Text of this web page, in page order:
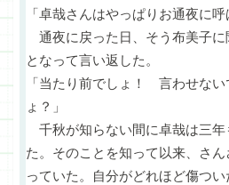
「卓哉さんはやっぱりお通夜に呼
通夜に戻った日、そう布美子に
となって言い返した。
「当たり前でしょ！ 言わせな
ょ？」
千秋が知らない間に卓哉は三年
た。そのことを知って以来、さ
っていた。自分がどれほど傷つ